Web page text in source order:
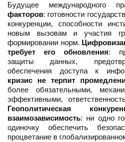
Будущее международного
факторов: готовности
конкуренции, способности
новым вызовам и участия
формировании норм.
требует его обновления:
защиты данных,
обеспечения доступа к
кризис не терпит
более обязательными,
эффективными,
Геополитическая
взаимозависимость: ни одно
одиночку обеспечить
процветание в